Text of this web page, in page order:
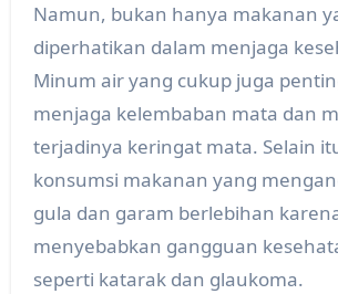
Namun, bukan hanya makanan
diperhatikan dalam menjaga
Minum air yang cukup juga
menjaga kelembaban mata dan
terjadinya keringat mata. Selain
konsumsi makanan yang
gula dan garam berlebihan
menyebabkan gangguan
seperti katarak dan glaukoma.